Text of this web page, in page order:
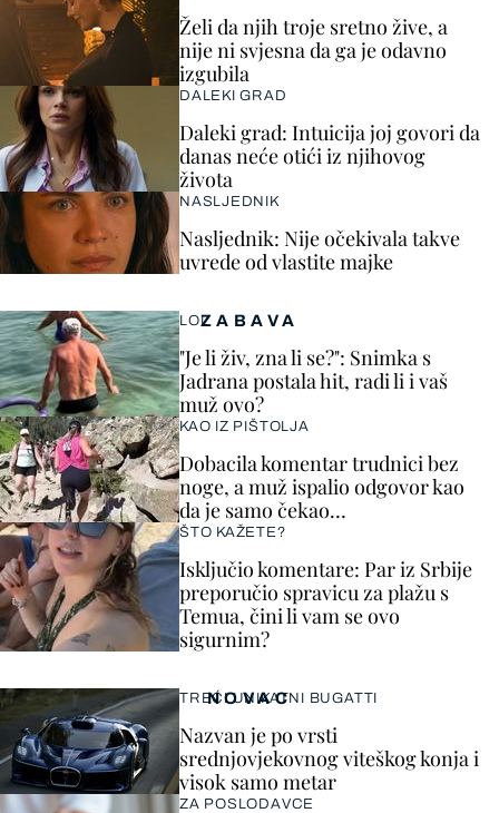
ZABAVA
LOL
"Je li živ, zna li se?": Snimka s
Jadrana postala hit, radi li i vaš
muž ovo?
KAO IZ PIŠTOLJA
Dobacila komentar trudnici bez
noge, a muž ispalio odgovor kao
da je samo čekao…
ŠTO KAŽETE?
Isključio komentare: Par iz Srbije
preporučio spravicu za plažu s
Temua, čini li vam se ovo
sigurnim?
Želi da njih troje sretno žive, a
nije ni svjesna da ga je odavno
izgubila
DALEKI GRAD
Daleki grad: Intuicija joj govori da
danas neće otići iz njihovog
života
NASLJEDNIK
Nasljednik: Nije očekivala takve
uvrede od vlastite majke
NOVAC
TREĆI UNIKATNI BUGATTI
Nazvan je po vrsti
srednjovjekovnog viteškog konja i
visok samo metar
ZA POSLODAVCE